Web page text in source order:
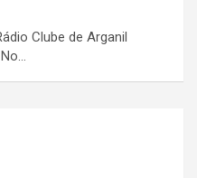
Clube de Arganil